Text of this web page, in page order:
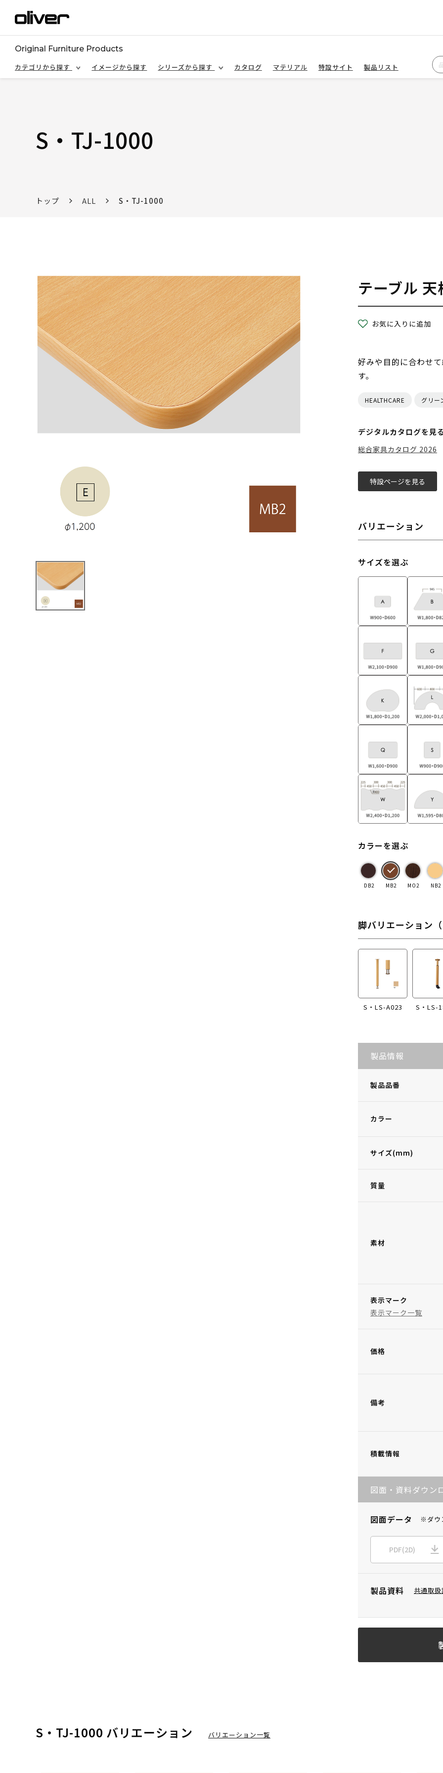
Original Furniture Products
カテゴリから探す
イメージから探す シリーズから探す カタログ マテリアル 特設サイト 製品リスト
S・TJ-1000
トップ ALL S・TJ-1000
テーブル 天
お気に入りに追加
好みや目的に合わせ
す。
HEALTHCARE グリー
デジタルカタログを見
総合家具カタログ 2026
特設ページを見る
バリエーション
サイズを選ぶ
カラーを選ぶ
DB2 MB2 MO2 NB2
脚バリエーション
S・LS-A023 S・LS-
製品情報
製品品番
カラー
サイズ(mm)
質量
素材
表示マーク
表示マーク一覧
価格
備考
積載情報
図面・資料ダウン
図面データ ※ダウ
PDF(2D)
製品資料 共通取
S・TJ-1000 バリエーション バリエーション一覧